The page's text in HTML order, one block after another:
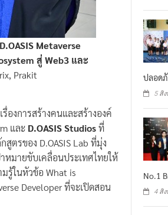
D.OASIS Metaverse
สู่ Web3 และ
Prakit
องการสร้างคนและสร้างองค์
และ D.OASIS Studiosที่
ตรของ D.OASIS Lab ที่มุ่ง
หมายขับเคลื่อนประเทศไทยให้
รู้ในหัวข้อ What is
Developer ที่จะเปิดสอน
ปลอดภั
5 สิ
No.1
4 สิ